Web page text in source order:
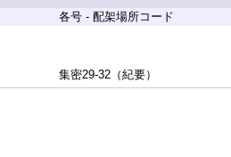
各号 - 配架場所コード
集密29-32（紀要）